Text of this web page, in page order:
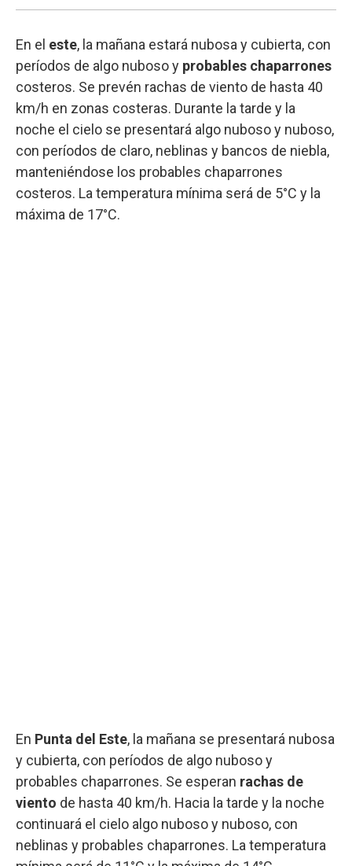
En el este, la mañana estará nubosa y cubierta, con
períodos de algo nuboso y probables chaparrones
costeros. Se prevén rachas de viento de hasta 40
km/h en zonas costeras. Durante la tarde y la
noche el cielo se presentará algo nuboso y nuboso,
con períodos de claro, neblinas y bancos de niebla,
manteniéndose los probables chaparrones
costeros. La temperatura mínima será de 5°C y la
máxima de 17°C.
En Punta del Este, la mañana se presentará nubosa
y cubierta, con períodos de algo nuboso y
probables chaparrones. Se esperan rachas de
viento de hasta 40 km/h. Hacia la tarde y la noche
continuará el cielo algo nuboso y nuboso, con
neblinas y probables chaparrones. La temperatura